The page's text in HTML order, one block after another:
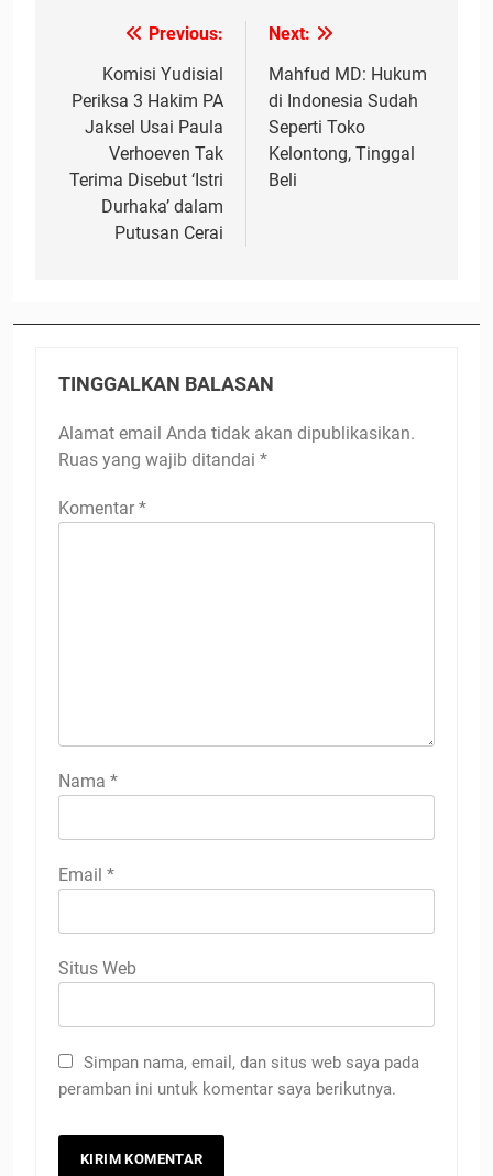
NavigasiPrevious:
Komisi Yudisial
Periksa 3 Hakim PA
Jaksel Usai Paula
Verhoeven Tak
Terima Disebut ‘Istri
Durhaka’ dalam
Putusan Cerai
Next:
Mahfud MD: Hukum
di Indonesia Sudah
Seperti Toko
Kelontong, Tinggal
Beli
TINGGALKAN BALASAN
Alamat email Anda tidak akan dipublikasikan.
Ruas yang wajib ditandai *
Komentar *
Nama *
Email *
Situs Web
Simpan nama, email, dan situs web saya pada
peramban ini untuk komentar saya berikutnya.